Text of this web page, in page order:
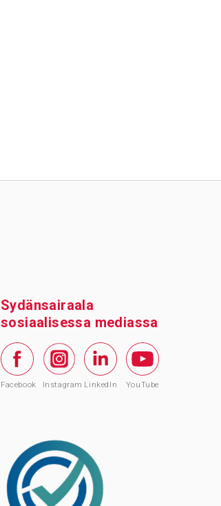
Sydänsairaala
sosiaalisessa mediassa
Facebook Instagram LinkedIn YouTube